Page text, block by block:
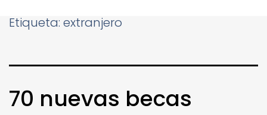
Etiqueta: extranjero
70 nuevas becas